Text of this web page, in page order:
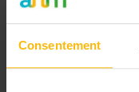
Consentement